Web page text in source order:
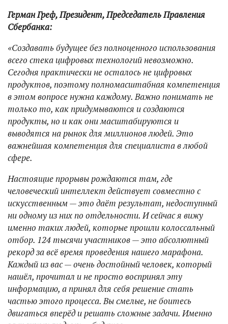
Герман Греф, Президент, Председатель Правления
Сбербанка:
«Создавать будущее без полноценного использования
всего стека цифровых технологий невозможно.
Сегодня практически не осталось не цифровых
продуктов, поэтому полномасштабная компетенция
в этом вопросе нужна каждому. Важно понимать не
только то, как придумываются и создаются
продукты, но и как они масштабируются и
выводятся на рынок для миллионов людей. Это
важнейшая компетенция для специалиста в любой
сфере.
Настоящие прорывы рождаются там, где
человеческий интеллект действует совместно с
искусственным — это даёт результат, недоступный
ни одному из них по отдельности. И сейчас я вижу
именно таких людей, которые прошли колоссальный
отбор. 124 тысячи участников — это абсолютный
рекорд за всё время проведения нашего марафона.
Каждый из вас — очень достойный человек, который
нашёл, прочитал и не просто воспринял эту
информацию, а принял для себя решение стать
частью этого процесса. Вы смелые, не боитесь
двигаться вперёд и решать сложные задачи. Именно